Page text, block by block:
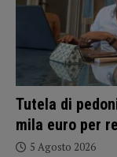
Tutela di
mila euro per
5 Agosto 2026